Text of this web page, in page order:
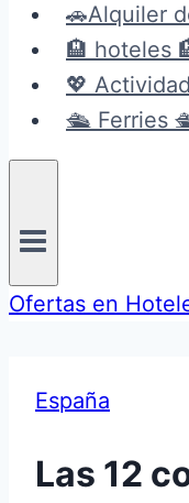
🚗Alquiler
🏨 hoteles
💖
🛳️ Ferries
Ofertas en
España
Las 12